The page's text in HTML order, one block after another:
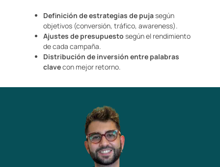
Definición de estrategias de pujasegún
objetivos (conversión, tráfico, awareness).
Ajustes de presupuesto según el rendimiento
de cada campaña.
Distribución de inversión entre palabras
clavecon mejor retorno.